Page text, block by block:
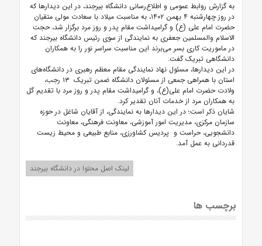
به گزارش روابط عمومی و اطلاع‌رسانی دانشگاه بیرجند، در این دیدارها که
در روز چهارشنبه ۴ بهمن ۱۴۰۲، به مناسبت میلاد با سعادت مولی متقیان
حضرت امام علی (ع) و گرامیداشت مقام پدر و روز مرد برگزار شد، حجت
الاسلام والمسلمین جعفری به نمایندگی از سوی رئیس دانشگاه بیرجند که
در ماموریت کاری بسر می‌برند این مناسبت سراسر نور را به همکاران
دانشگاهی تبریک گفت.
در این دیدارها، مسئول نهاد نمایندگی مقام معظم رهبری در دانشگاه‌های
استان با همراهی جمعی از مسئولان دانشگاه ضمن تبریک ۱۳ رجب،
ولادت حضرت امام علی(ع)، و گرامیداشت مقام پدر و روز مرد با تقدیم گل
به همکاران مرد از خدمات آنان تقدیر کرد.
شایان ذکر است؛ در این دیدارها به نمایندگی، از آقایان شاغل در حوزه
سازمان مرکزی، مدیریت امور آموزشی، معاونت فرهنگی، معاونت
دانشجویی، حراست و پردیس کشاورزی، منابع طبیعی و محیط زیست
قدردانی به عمل آمد.
لینک اصل محتوا در دانشگاه بیرجند
برچسب ها